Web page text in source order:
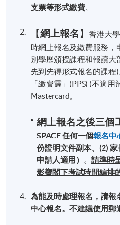
中心將在申請人完成報名結束後
『時間意願表』
測試時間將根據報考「先到
如填報資料有誤或不全，本
安排測試時間，而不另行通
如於電郵所載之截止日期前
申請結果將致函通知。 一
時段。請勿重複遞交，否則
准考證及考生須知會於考試
寄出，敬請注意查收。
繳費方法
支票等形式繳費。
【網上報名 】香港大
時網上報名及繳費服務，
別學歷頒授課程和報讀大
先到先得形式報名的課程
「繳費靈」(PPS) (不適
Mastercard。
網上報名之後三個
SPACE 任何一個報名中
份證明文件副本、(2) 家
申請人適用）。請準時
影響閣下考試時間編排
為能及時處理報名，請報
中心報名。不建議使用郵